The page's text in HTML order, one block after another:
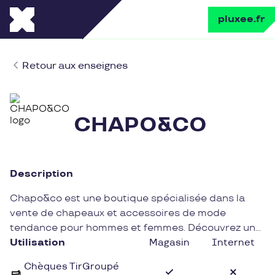
pluxee.fr
Retour aux enseignes
CHAPO&CO
Description
Chapo&co est une boutique spécialisée dans la
vente de chapeaux et accessoires de mode
tendance pour hommes et femmes. Découvrez un
large choix de modèles alliant élégance et
compléter vos tenues avec goût.
Utilisation Magasin Internet
Chèques TirGroupé